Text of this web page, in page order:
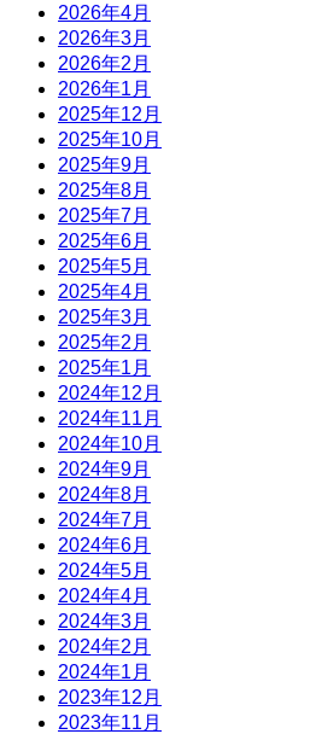
2026年4月
2026年3月
2026年2月
2026年1月
2025年12月
2025年10月
2025年9月
2025年8月
2025年7月
2025年6月
2025年5月
2025年4月
2025年3月
2025年2月
2025年1月
2024年12月
2024年11月
2024年10月
2024年9月
2024年8月
2024年7月
2024年6月
2024年5月
2024年4月
2024年3月
2024年2月
2024年1月
2023年12月
2023年11月